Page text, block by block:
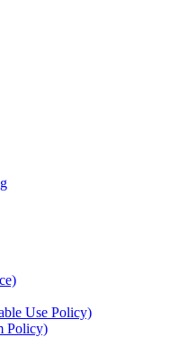
Use Policy)
Policy)